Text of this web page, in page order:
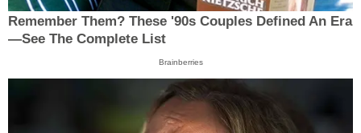
Remember Them? These '90s Couples Defined An Era
—See The Complete List
Brainberries